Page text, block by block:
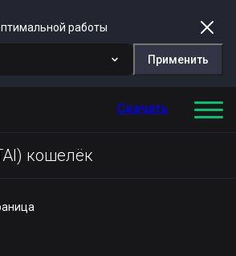
работы
Применить
Скачать
кошелёк